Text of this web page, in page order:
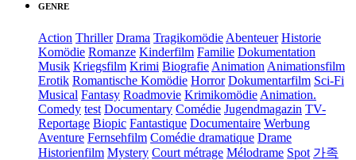
GENRE
Action Thriller Drama Tragikomödie Abenteuer Historie
Komödie Romanze Kinderfilm Familie Dokumentation
Musik Kriegsfilm Krimi Biografie Animation Animationsfilm
Erotik Romantische Komödie Horror Dokumentarfilm Sci-Fi
Musical Fantasy Roadmovie Krimikomödie Animation.
Comedy test Documentary Comédie Jugendmagazin TV-
Reportage Biopic Fantastique Documentaire Werbung
Aventure Fernsehfilm Comédie dramatique Drame
Historienfilm Mystery Court métrage Mélodrame Spot 가족